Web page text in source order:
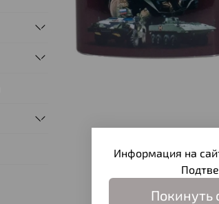
Информация на
Покинуть